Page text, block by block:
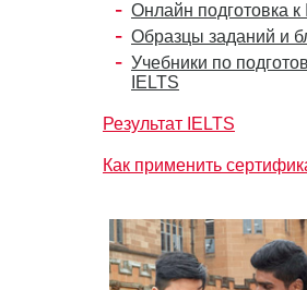
Онлайн подготовка к
Образцы заданий и
Учебники по
IELTS
Результат IELTS
Как применить